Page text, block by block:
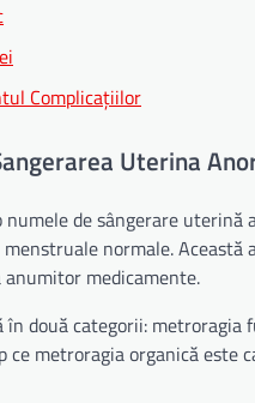
Complicațiilor
Uterina
de sângerare
normale.
medicamente.
două categorii:
metroragia organică este